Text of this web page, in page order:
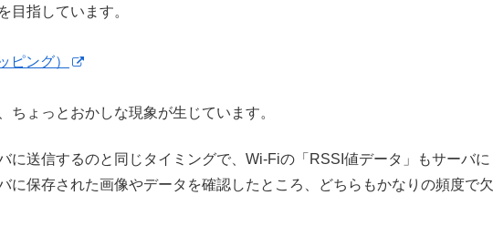
目指しています。
ピング）
ょっとおかしな現象が生じています。
に送信するのと同じタイミングで、Wi-Fiの「RSSI値データ」もサーバに
に保存された画像やデータを確認したところ、どちらもかなりの頻度で欠